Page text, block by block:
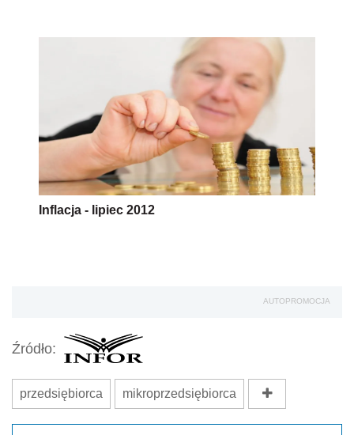
Inflacja - lipiec 2012
AUTOPROMOCJA
Źródło:
przedsiębiorca mikroprzedsiębiorca